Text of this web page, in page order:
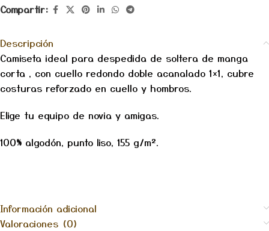
Compartir:
Descripción
Camiseta ideal para despedida de soltera de manga
corta , con cuello redondo doble acanalado 1×1, cubre
costuras reforzado en cuello y hombros.
Elige tu equipo de novia y amigas.
100% algodón, punto liso, 155 g/m².
Información adicional
Valoraciones (0)